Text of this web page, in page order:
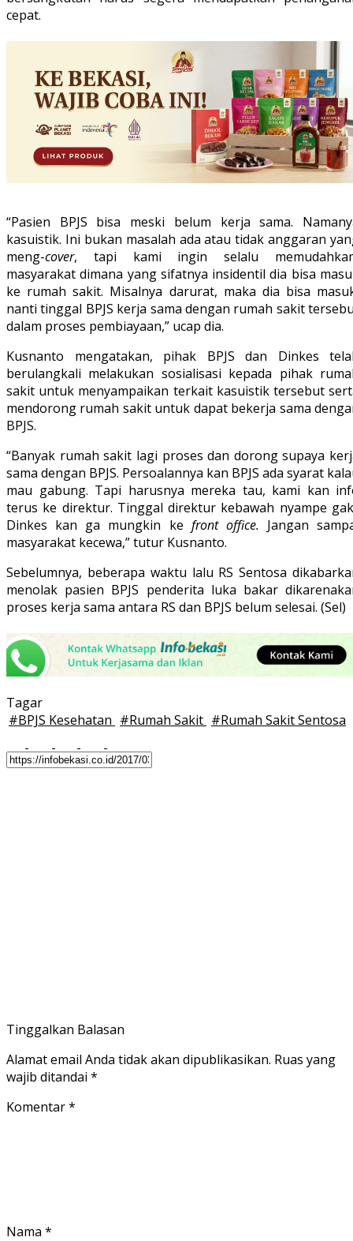
cepat.
“Pasien BPJS bisa meski belum kerja sama.
kasuistik. Ini bukan masalah ada atau tidak anggaran
meng-cover, tapi kami ingin selalu
masyarakat dimana yang sifatnya insidentil dia bisa
ke rumah sakit. Misalnya darurat, maka dia bisa
nanti tinggal BPJS kerja sama dengan rumah sakit
dalam proses pembiayaan,” ucap dia.
Kusnanto mengatakan, pihak BPJS dan Dinkes
berulangkali melakukan sosialisasi kepada pihak
sakit untuk menyampaikan terkait kasuistik tersebut
mendorong rumah sakit untuk dapat bekerja sama
BPJS.
“Banyak rumah sakit lagi proses dan dorong supaya
sama dengan BPJS. Persoalannya kan BPJS ada syarat
mau gabung. Tapi harusnya mereka tau, kami kan
terus ke direktur. Tinggal direktur kebawah nyampe
Dinkes kan ga mungkin ke front office. Jangan
masyarakat kecewa,” tutur Kusnanto.
Sebelumnya, beberapa waktu lalu RS Sentosa
menolak pasien BPJS penderita luka bakar
proses kerja sama antara RS dan BPJS belum selesai. (Sel)
Tagar
#BPJS Kesehatan #Rumah Sakit #Rumah Sakit Sentosa
Tinggalkan Balasan
Alamat email Anda tidak akan dipublikasikan. Ruas yang
wajib ditandai *
Komentar*
Nama *